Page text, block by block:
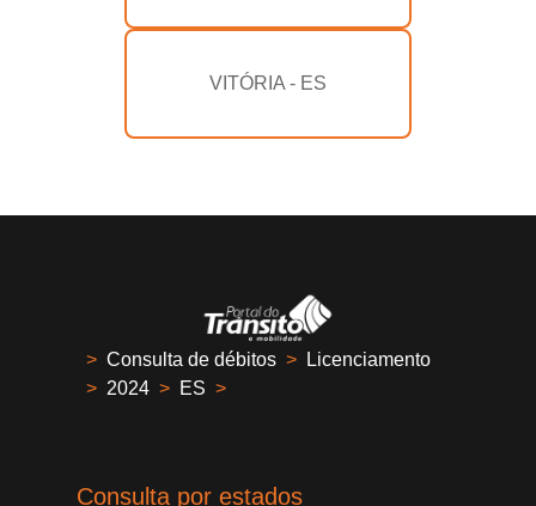
VITÓRIA - ES
> Consulta de débitos >
Licenciamento
> 2024 > ES >
Consulta por estados